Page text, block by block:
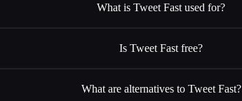
What is Tweet Fast used for?
Is Tweet Fast free?
What are alternatives to Tweet Fast?